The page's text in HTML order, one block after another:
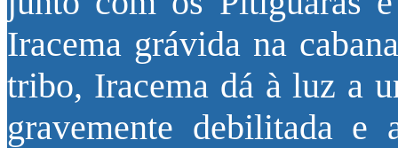
Iracema grávida na
tribo, Iracema dá à luz a
gravemente debilitada e